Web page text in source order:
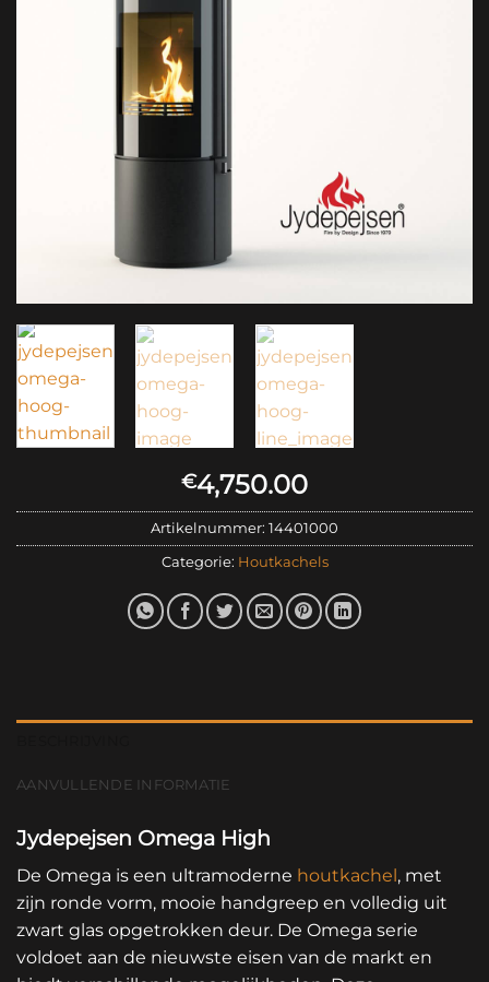
€4,750.00
Artikelnummer: 14401000
Categorie: Houtkachels
AANVULLENDE INFORMATIE
Jydepejsen Omega High
De Omega is een ultramoderne houtkachel, met
zijn ronde vorm, mooie handgreep en volledig uit
zwart glas opgetrokken deur. De Omega serie
voldoet aan de nieuwste eisen van de markt en